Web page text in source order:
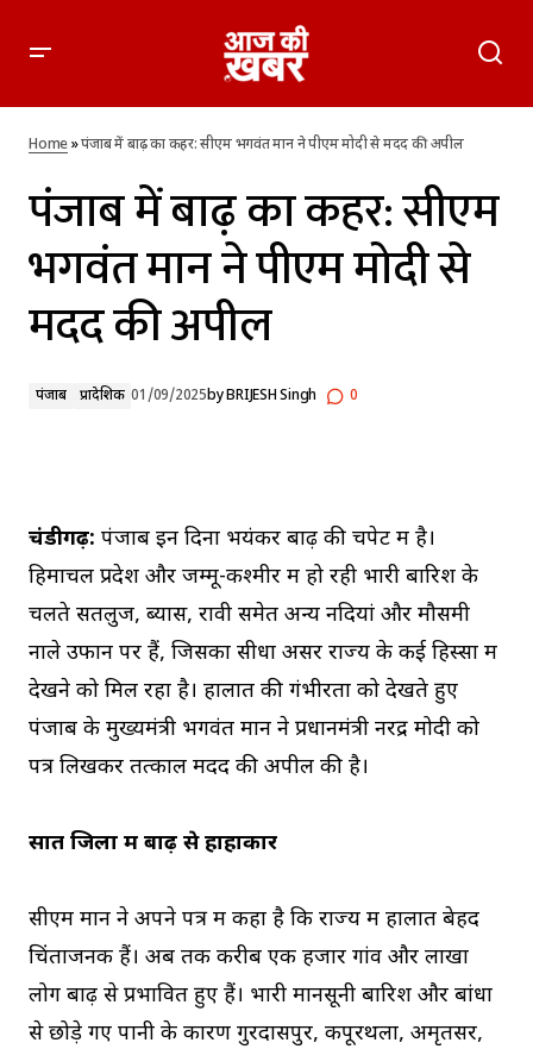
अपील
Home»पंजाब में बाढ़ का कहर: सीएम भगवंत मान ने पीएम मोदी से मदद की अपील
पंजाब में बाढ़ का कहर: सीएम
भगवंत मान ने पीएम मोदी से
मदद की अपील
पंजाब प्रादेशिक 01/09/2025byBRIJESH Singh 0
चंडीगढ़: पंजाब इन दिनों भयंकर बाढ़ की चपेट में है।
हिमाचल प्रदेश और जम्मू-कश्मीर में हो रही भारी बारिश के
चलते सतलुज, ब्यास, रावी समेत अन्य नदियां और मौसमी
नाले उफान पर हैं, जिसका सीधा असर राज्य के कई हिस्सों में
देखने को मिल रहा है। हालात की गंभीरता को देखते हुए
पंजाब के मुख्यमंत्री भगवंत मान ने प्रधानमंत्री नरेंद्र मोदी को
पत्र लिखकर तत्काल मदद की अपील की है।
सात जिलों में बाढ़ से हाहाकार
सीएम मान ने अपने पत्र में कहा है कि राज्य में हालात बेहद
चिंताजनक हैं। अब तक करीब एक हजार गांव और लाखों
लोग बाढ़ से प्रभावित हुए हैं। भारी मानसूनी बारिश और बांधों
से छोड़े गए पानी के कारण गुरदासपुर, कपूरथला, अमृतसर,